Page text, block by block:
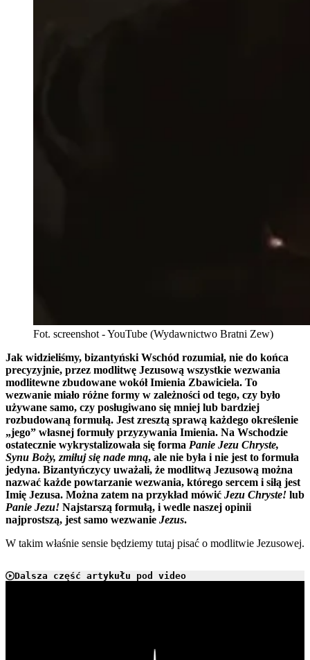
Fot. screenshot - YouTube (Wydawnictwo Bratni Zew)
Jak widzieliśmy, bizantyński Wschód rozumiał, nie do końca
precyzyjnie, przez modlitwę Jezusową wszystkie wezwania
modlitewne zbudowane wokół Imienia Zbawiciela. To
wezwanie miało różne formy w zależności od tego, czy było
używane samo, czy posługiwano się mniej lub bardziej
rozbudowaną formułą. Jest zresztą sprawą każdego określenie
„jego” własnej formuły przyzywania Imienia. Na Wschodzie
ostatecznie wykrystalizowała się forma Panie Jezu Chryste,
Synu Boży, zmiłuj się nade mną, ale nie była i nie jest to formuła
jedyna. Bizantyńczycy uważali, że modlitwą Jezusową można
nazwać każde powtarzanie wezwania, którego sercem i siłą jest
Imię Jezusa. Można zatem na przykład mówić Jezu Chryste! lub
Panie Jezu! Najstarszą formułą, i wedle naszej opinii
najprostszą, jest samo wezwanie Jezus.
W takim właśnie sensie będziemy tutaj pisać o modlitwie Jezusowej.
Dalsza część artykułu pod video